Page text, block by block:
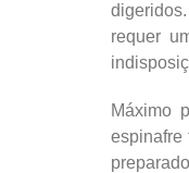
requer
Máximo
espinafre